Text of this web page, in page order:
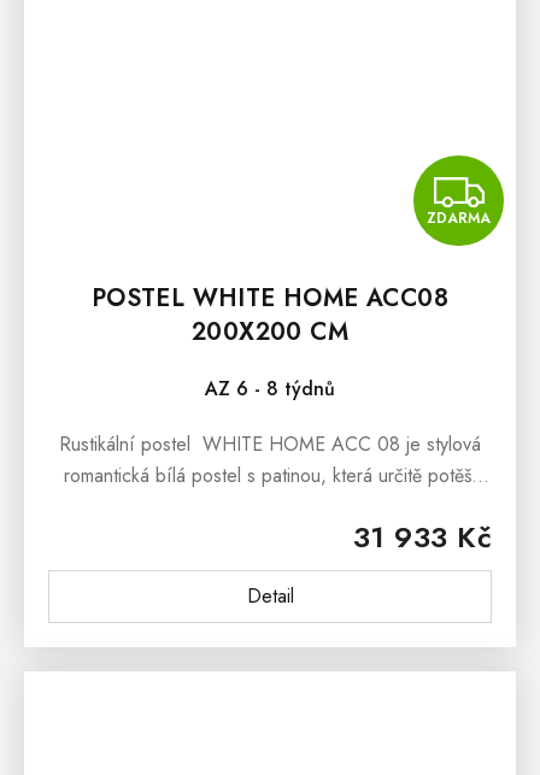
ZDARMA
POSTEL WHITE HOME ACC08
200X200 CM
AZ 6 - 8 týdnů
31 933 Kč
Detail
Rustikální postel WHITE HOME ACC 08 je stylová
romantická bílá postel s patinou, která určitě potěší
romantickém duchu...